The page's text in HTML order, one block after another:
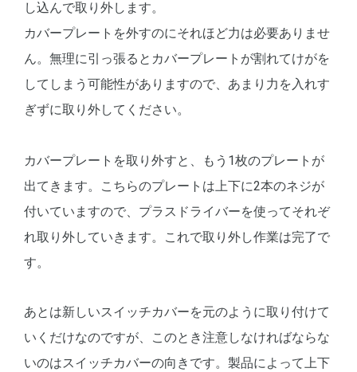
し込んで取り外します。
カバープレートを外すのにそれほど力は必要ありませ
ん。無理に引っ張るとカバープレートが割れてけがを
してしまう可能性がありますので、あまり力を入れす
ぎずに取り外してください。
カバープレートを取り外すと、もう1枚のプレートが
出てきます。こちらのプレートは上下に2本のネジが
付いていますので、プラスドライバーを使ってそれぞ
れ取り外していきます。これで取り外し作業は完了で
す。
あとは新しいスイッチカバーを元のように取り付けて
いくだけなのですが、このとき注意しなければならな
いのはスイッチカバーの向きです。製品によって上下